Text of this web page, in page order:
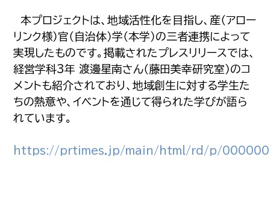
本プロジェクトは、地域活性化を目指し、産（アロー
リンク様）官（自治体）学（本学）の三者連携によって
実現したものです。掲載されたプレスリリースでは、
経営学科3年 渡邊星南さん（藤田美幸研究室）のコ
メントも紹介されており、地域創生に対する学生た
ちの熱意や、イベントを通じて得られた学びが語ら
れています。
https://prtimes.jp/main/html/rd/p/